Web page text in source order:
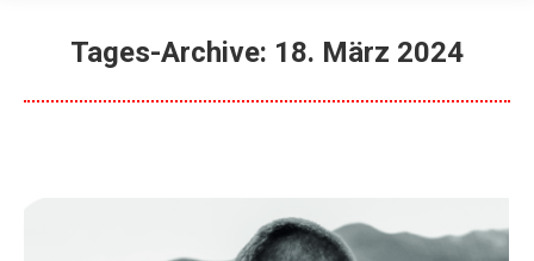
Tages-Archive: 18. März 2024